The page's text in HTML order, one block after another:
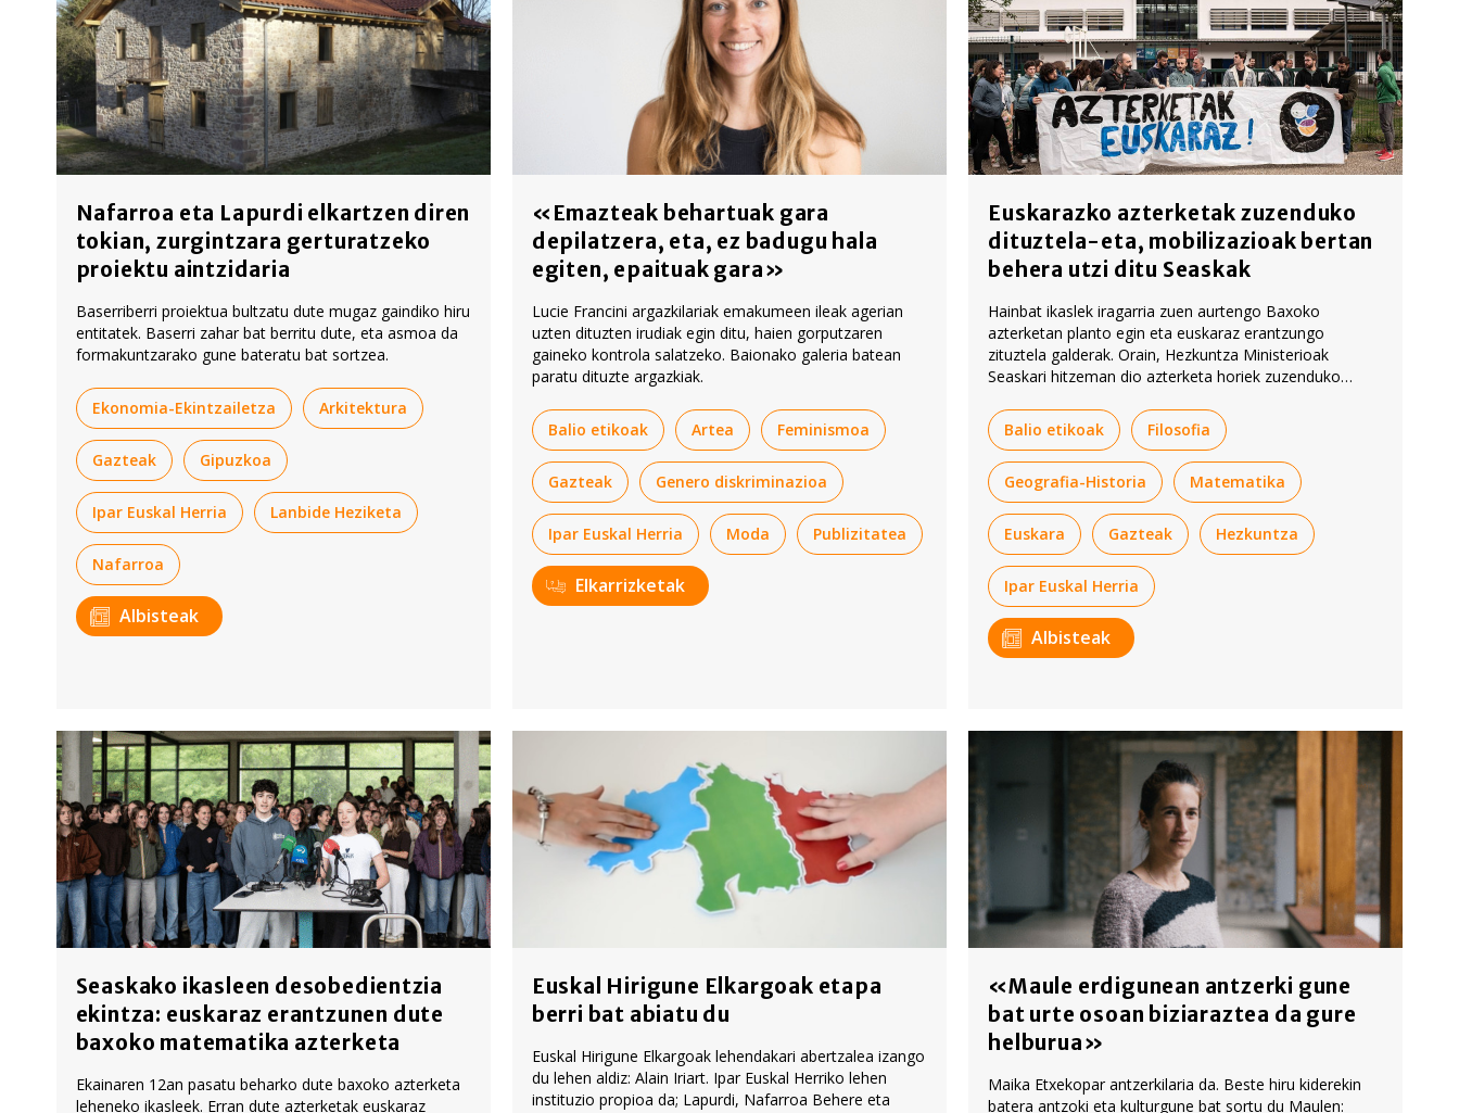
Nafarroa eta Lapurdi elkartzen diren
tokian, zurgintzara gerturatzeko
proiektu aintzidaria
Baserriberri proiektua bultzatu dute mugaz gaindiko hiru
entitatek. Baserri zahar bat berritu dute, eta asmoa da
formakuntzarako gune bateratu bat sortzea.
Ekonomia-Ekintzailetza Arkitektura
Gazteak Gipuzkoa
Ipar Euskal Herria Lanbide Heziketa
Nafarroa
Albisteak
«Emazteak behartuak gara
depilatzera, eta, ez badugu hala
egiten, epaituak gara»
Lucie Francini argazkilariak emakumeen ileak agerian
uzten dituzten irudiak egin ditu, haien gorputzaren
gaineko kontrola salatzeko. Baionako galeria batean
paratu dituzte argazkiak.
Balio etikoak Artea Feminismoa
Gazteak Genero diskriminazioa
Ipar Euskal Herria Moda Publizitatea
Elkarrizketak
Euskarazko azterketak zuzenduko
dituztela-eta, mobilizazioak bertan
behera utzi ditu Seaskak
Hainbat ikaslek iragarria zuen aurtengo Baxoko
azterketan planto egin eta euskaraz erantzungo
zituztela galderak. Orain, Hezkuntza Ministerioak
Seaskari hitzeman dio azterketa horiek zuzenduko
euskaraz egin ahal izanen da. Hori guztia dela eta,
iragarritako mobilizazioak bertan behera utzi ditu
Seaskak.
Balio etikoak Filosofia
Geografia-Historia Matematika
Euskara Gazteak Hezkuntza
Ipar Euskal Herria
Albisteak
Seaskako ikasleen desobedientzia
ekintza: euskaraz erantzunen dute
baxoko matematika azterketa
Ekainaren 12an pasatu beharko dute baxoko azterketa
leheneko ikasleek. Erran dute azterketak euskaraz
Euskal Hirigune Elkargoak etapa
berri bat abiatu du
Euskal Hirigune Elkargoak lehendakari abertzalea izango
du lehen aldiz: Alain Iriart. Ipar Euskal Herriko lehen
instituzio propioa da; Lapurdi, Nafarroa Behere eta
«Maule erdigunean antzerki gune
bat urte osoan biziaraztea da gure
helburua»
Maika Etxekopar antzerkilaria da. Beste hiru kiderekin
batera antzoki eta kulturgune bat sortu du Maulen: